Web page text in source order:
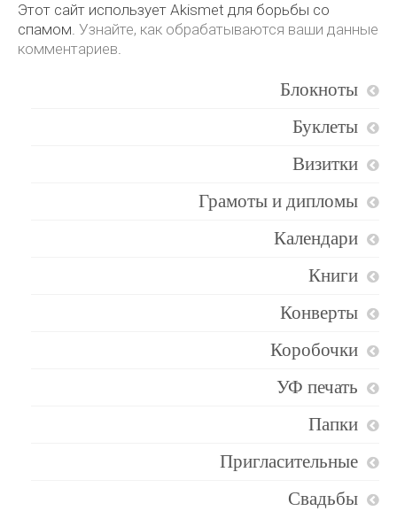
Этот сайт использует Akismet для борьбы со
спамом. Узнайте, как обрабатываются ваши данные
комментариев.
Блокноты
Буклеты
Визитки
Грамоты и дипломы
Календари
Книги
Конверты
Коробочки
УФ печать
Папки
Пригласительные
Свадьбы